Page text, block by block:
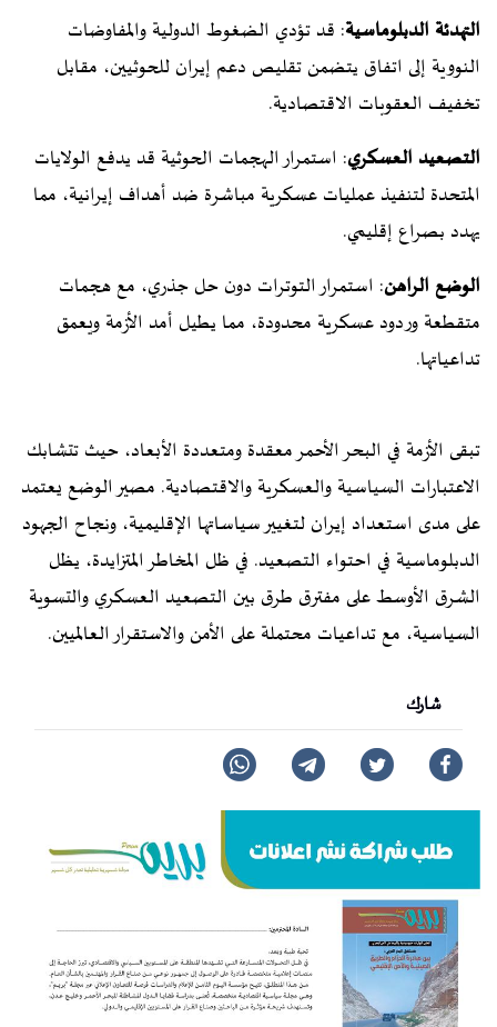
التهدئة الدبلوماسية: قد تؤدي الضغوط الدولية والمفاوضات
النووية إلى اتفاق يتضمن تقليص دعم إيران للحوثيين، مقابل
تخفيف العقوبات الاقتصادية.
التصعيد العسكري: استمرار الهجمات الحوثية قد يدفع الولايات
المتحدة لتنفيذ عمليات عسكرية مباشرة ضد أهداف إيرانية، مما
يهدد بصراع إقليمي.
الوضع الراهن: استمرار التوترات دون حل جذري، مع هجمات
متقطعة وردود عسكرية محدودة، مما يطيل أمد الأزمة ويعمق
تداعياتها.
تبقى الأزمة في البحر الأحمر معقدة ومتعددة الأبعاد، حيث تتشابك
الاعتبارات السياسية والعسكرية والاقتصادية. مصير الوضع يعتمد
على مدى استعداد إيران لتغيير سياساتها الإقليمية، ونجاح الجهود
الدبلوماسية في احتواء التصعيد. في ظل المخاطر المتزايدة، يظل
الشرق الأوسط على مفترق طرق بين التصعيد العسكري والتسوية
السياسية، مع تداعيات محتملة على الأمن والاستقرار العالميين.
شارك